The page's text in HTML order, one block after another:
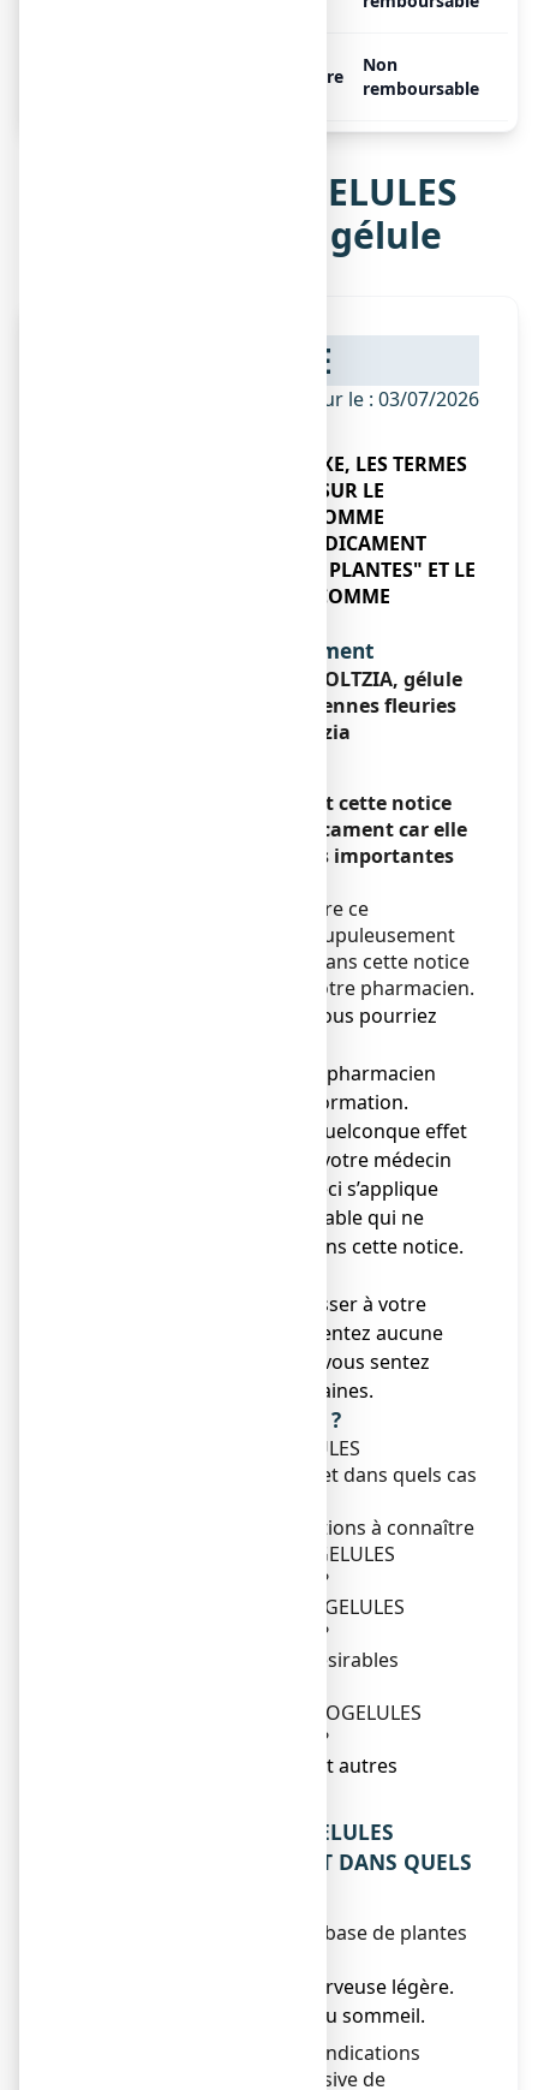
Libre
Non
remboursable
Notice de ARKOGELULES
ESCHSCHOLTZIA, gélule
NOTICE
ANSM - Mis à jour le : 03/07/2026
DANS LA PRESENTE ANNEXE, LES TERMES
"AUTORISATION DE MISE SUR LE
MARCHE" S'ENTENDENT COMME
"ENREGISTREMENT DE MEDICAMENT
TRADITIONNEL A BASE DE PLANTES" ET LE
TERME "AUTORISATION" COMME
Dénomination du médicament
ARKOGELULES ESCHSCHOLTZIA, gélule
Poudre des parties aériennes fleuries
d’eschscholtzia
Veuillez lire attentivement cette notice
avant de prendre ce médicament car elle
contient des informations importantes
Vous devez toujours prendre ce
médicament en suivant scrupuleusement
les informations fournies dans cette notice
ou par votre médecin ou votre pharmacien.
● Gardez cette notice. Vous pourriez
● Adressez-vous à votre pharmacien
pour tout conseil ou information.
● Si vous ressentez un quelconque effet
indésirable, parlez-en à votre médecin
ou votre pharmacien. Ceci s’applique
aussi à tout effet indésirable qui ne
serait pas mentionné dans cette notice.
● Vous devez vous adresser à votre
médecin si vous ne ressentez aucune
amélioration ou si vous vous sentez
moins bien après 2 semaines.
Que contient cette notice ?
1. Qu'est-ce que ARKOGELULES
ESCHSCHOLTZIA, gélule et dans quels cas
2. Quelles sont les informations à connaître
avant de prendre ARKOGELULES
ESCHSCHOLTZIA, gélule ?
3. Comment prendre ARKOGELULES
ESCHSCHOLTZIA, gélule ?
4. Quels sont les effets indésirables
5. Comment conserver ARKOGELULES
ESCHSCHOLTZIA, gélule ?
6. Contenu de l’emballage et autres
1. QU’EST-CE QUE ARKOGELULES
ESCHSCHOLTZIA, gélule ET DANS QUELS
Médicament traditionnel à base de plantes
● les états de tension nerveuse légère.
● les troubles mineurs du sommeil.
Son usage est réservé aux indications
spécifiées sur la base exclusive de